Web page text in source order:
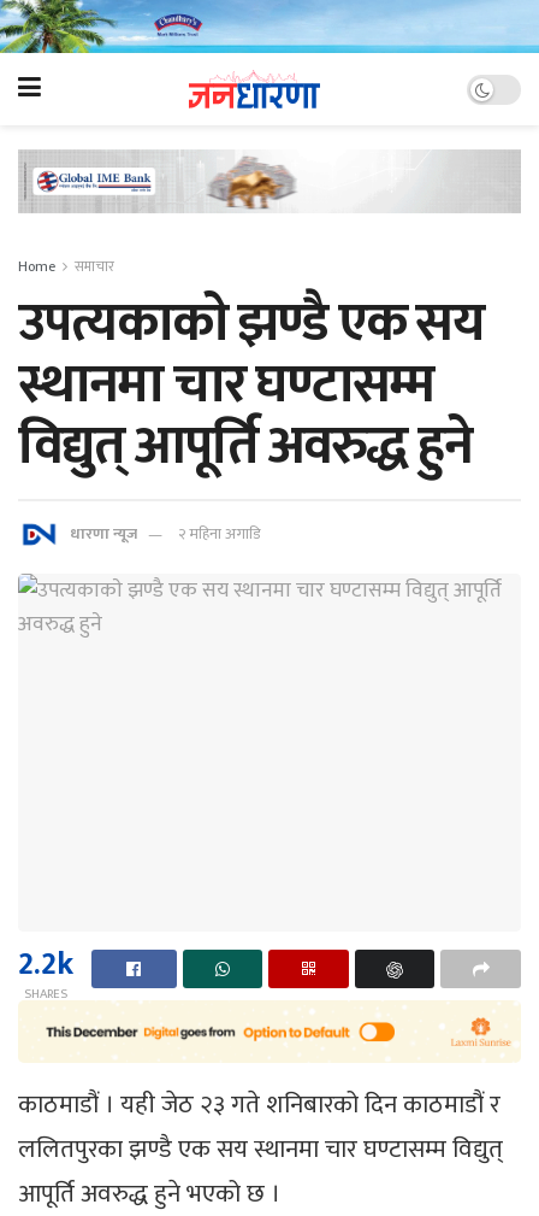
Home समाचार
उपत्यकाकाे झण्डै एक सय
स्थानमा चार घण्टासम्म
विद्युत् आपूर्ति अवरुद्ध हुने
धारणा न्यूज २ महिना अगाडि
2.2k
SHARES
काठमाडौं । यही जेठ २३ गते शनिबारको दिन काठमाडौं र
ललितपुरका झण्डै एक सय स्थानमा चार घण्टासम्म विद्युत्
आपूर्ति अवरुद्ध हुने भएको छ ।